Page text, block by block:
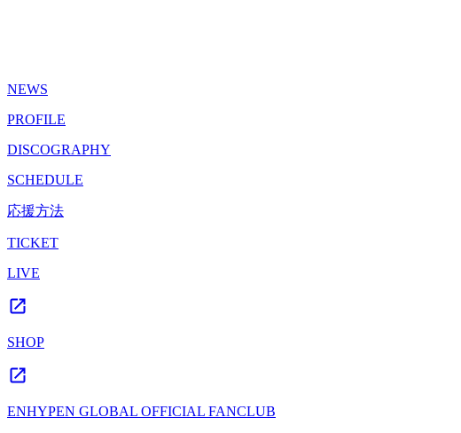
NEWS
PROFILE
DISCOGRAPHY
SCHEDULE
応援方法
TICKET
LIVE
SHOP
ENHYPEN GLOBAL OFFICIAL FANCLUB